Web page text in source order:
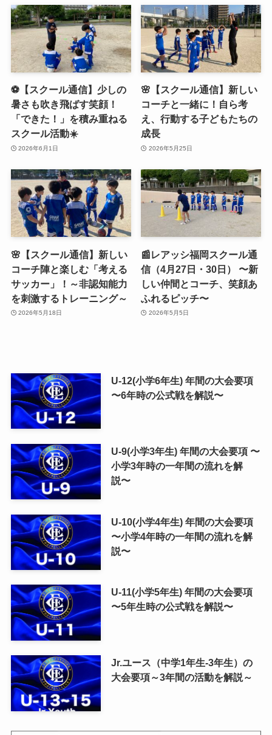
⚽️【スクール通信】少しの
暑さも吹き飛ばす笑顔！
「できた！」を積み重ねる
スクール活動☀️
2026年6月1日
🌸【スクール通信】新しい
コーチと一緒に！自ら考
え、行動する子どもたちの
成長
2026年5月25日
🌸【スクール通信】新しい
コーチ陣と楽しむ「考える
サッカー」！～非認知能力
を刺激するトレーニング～
2026年5月18日
📰レアッシ福岡スクール通
信（4月27日・30日） 〜新
しい仲間とコーチ、笑顔あ
ふれるピッチ〜
2026年5月5日
U-12(小学6年生) 年間の大会要項
〜6年時の公式戦を解説〜
U-9(小学3年生) 年間の大会要項 〜
小学3年時の一年間の流れを解
説〜
U-10(小学4年生) 年間の大会要項
〜小学4年時の一年間の流れを解
説〜
U-11(小学5年生) 年間の大会要項
〜5年生時の公式戦を解説〜
Jr.ユース（中学1年生-3年生）の
大会要項～3年間の活動を解説～